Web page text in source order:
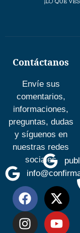
Contáctanos
Envíe sus
comentarios,
informaciones,
preguntas, dudas
y síguenos en
nuestras redes
sociales